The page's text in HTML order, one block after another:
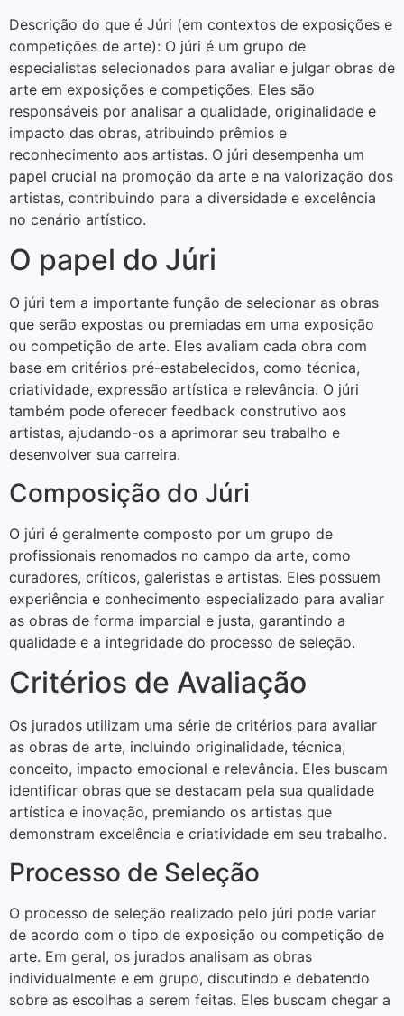
Descrição do que é Júri (em contextos de exposições e
competições de arte): O júri é um grupo de
especialistas selecionados para avaliar e julgar obras de
arte em exposições e competições. Eles são
responsáveis por analisar a qualidade, originalidade e
impacto das obras, atribuindo prêmios e
reconhecimento aos artistas. O júri desempenha um
papel crucial na promoção da arte e na valorização dos
artistas, contribuindo para a diversidade e excelência
no cenário artístico.
O papel do Júri
O júri tem a importante função de selecionar as obras
que serão expostas ou premiadas em uma exposição
ou competição de arte. Eles avaliam cada obra com
base em critérios pré-estabelecidos, como técnica,
criatividade, expressão artística e relevância. O júri
também pode oferecer feedback construtivo aos
artistas, ajudando-os a aprimorar seu trabalho e
desenvolver sua carreira.
Composição do Júri
O júri é geralmente composto por um grupo de
profissionais renomados no campo da arte, como
curadores, críticos, galeristas e artistas. Eles possuem
experiência e conhecimento especializado para avaliar
as obras de forma imparcial e justa, garantindo a
qualidade e a integridade do processo de seleção.
Critérios de Avaliação
Os jurados utilizam uma série de critérios para avaliar
as obras de arte, incluindo originalidade, técnica,
conceito, impacto emocional e relevância. Eles buscam
identificar obras que se destacam pela sua qualidade
artística e inovação, premiando os artistas que
demonstram excelência e criatividade em seu trabalho.
Processo de Seleção
O processo de seleção realizado pelo júri pode variar
de acordo com o tipo de exposição ou competição de
arte. Em geral, os jurados analisam as obras
individualmente e em grupo, discutindo e debatendo
sobre as escolhas a serem feitas. Eles buscam chegar a